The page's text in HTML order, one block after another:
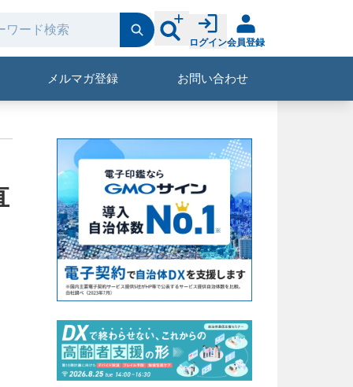
ログイン会員登録
メルマガ登録 お問い合わせ